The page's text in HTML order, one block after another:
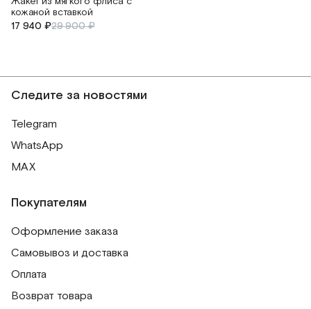
кожаной вставкой
17 940 ₽29 900 ₽
Следите за новостями
Telegram
WhatsApp
MAX
Покупателям
Оформление заказа
Самовывоз и доставка
Оплата
Возврат товара